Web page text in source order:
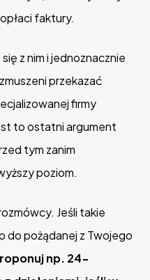
faktury.
z nim i jednoznacznie
przekazać
firmy
to ostatni argument
tym zanim
poziom.
Jeśli takie
do pożądanej z Twojego
np. 24-